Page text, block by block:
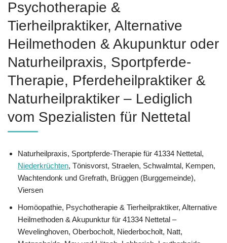
‎Psychotherapie &
‎Tierheilpraktiker, Alternative
Heilmethoden & Akupunktur oder
Naturheilpraxis, Sportpferde-
Therapie, Pferdeheilpraktiker &
Naturheilpraktiker – Lediglich
vom Spezialisten für Nettetal
Naturheilpraxis, Sportpferde-Therapie für 41334 Nettetal,
Niederkrüchten, Tönisvorst, Straelen, Schwalmtal, Kempen,
Wachtendonk und Grefrath, Brüggen (Burggemeinde),
Viersen
‎Homöopathie, ‎Psychotherapie & ‎Tierheilpraktiker, Alternative
Heilmethoden & Akupunktur für 41334 Nettetal –
Wevelinghoven, Oberbocholt, Niederbocholt, Natt,